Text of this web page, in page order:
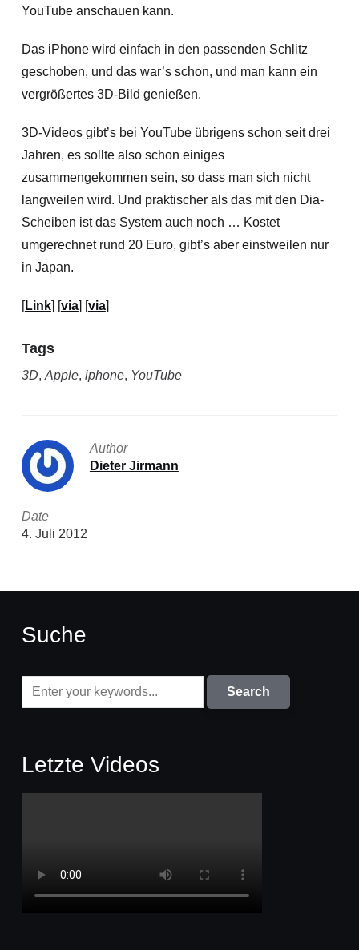
YouTube anschauen kann.
Das iPhone wird einfach in den passenden Schlitz
geschoben, und das war’s schon, und man kann ein
vergrößertes 3D-Bild genießen.
3D-Videos gibt’s bei YouTube übrigens schon seit drei
Jahren, es sollte also schon einiges
zusammengekommen sein, so dass man sich nicht
langweilen wird. Und praktischer als das mit den Dia-
Scheiben ist das System auch noch … Kostet
umgerechnet rund 20 Euro, gibt’s aber einstweilen nur
in Japan.
[Link] [via] [via]
Tags
3D, Apple, iphone, YouTube
Author
Dieter Jirmann
Date
4. Juli 2012
Suche
Letzte Videos